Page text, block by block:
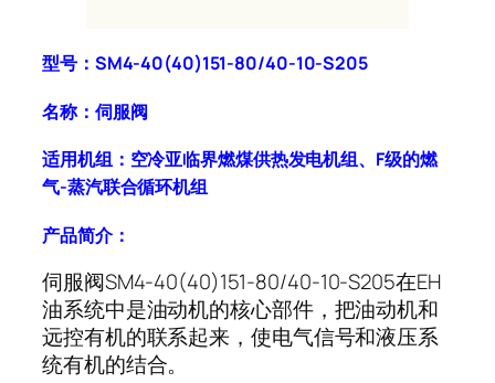
型号：SM4-40(40)151-80/40-10-S205
名称：伺服阀
适用机组：空冷亚临界燃煤供热发电机组、F级的燃
气-蒸汽联合循环机组
产品简介：
伺服阀SM4-40(40)151-80/40-10-S205在EH
油系统中是油动机的核心部件，把油动机和
远控有机的联系起来，使电气信号和液压系
统有机的结合。